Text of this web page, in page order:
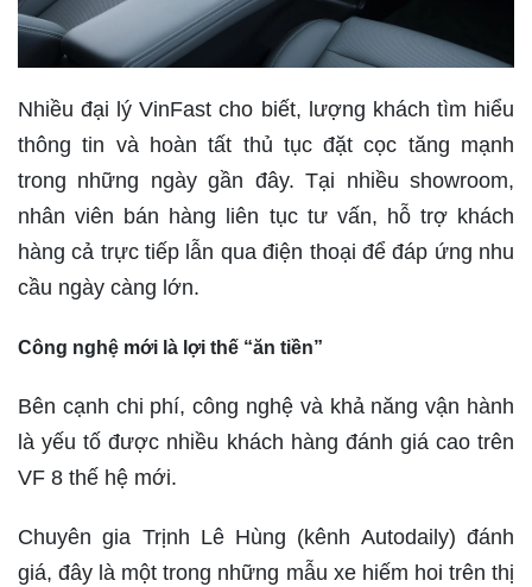
Nhiều đại lý VinFast cho biết, lượng khách tìm hiểu
thông tin và hoàn tất thủ tục đặt cọc tăng mạnh
trong những ngày gần đây. Tại nhiều showroom,
nhân viên bán hàng liên tục tư vấn, hỗ trợ khách
hàng cả trực tiếp lẫn qua điện thoại để đáp ứng nhu
cầu ngày càng lớn.
Công nghệ mới là lợi thế “ăn tiền”
Bên cạnh chi phí, công nghệ và khả năng vận hành
là yếu tố được nhiều khách hàng đánh giá cao trên
VF 8 thế hệ mới.
Chuyên gia Trịnh Lê Hùng (kênh Autodaily) đánh
giá, đây là một trong những mẫu xe hiếm hoi trên thị